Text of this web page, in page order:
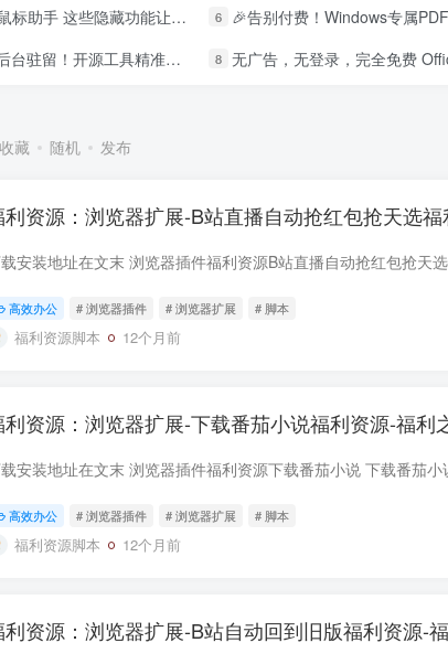
隐藏功能让你秒变控场大师🌟 6 🎉告别付费！Windows专属PDF神器：离线畅用所有功能
工具精准拦截国产流氓软件权限 8 无广告，无登录，完全免费 Officemind三合一AI办公助手 OfficeMind 智汇
收藏 随机 发布
利资源：浏览器扩展-B站直播自动抢红包抢天选
高效办公 # 浏览器插件 # 浏览器扩展 # 脚本
福利资源脚本 12个月前
利资源：浏览器扩展-下载番茄小说福利资源-福利
高效办公 # 浏览器插件 # 浏览器扩展 # 脚本
福利资源脚本 12个月前
利资源：浏览器扩展-B站自动回到旧版福利资源-